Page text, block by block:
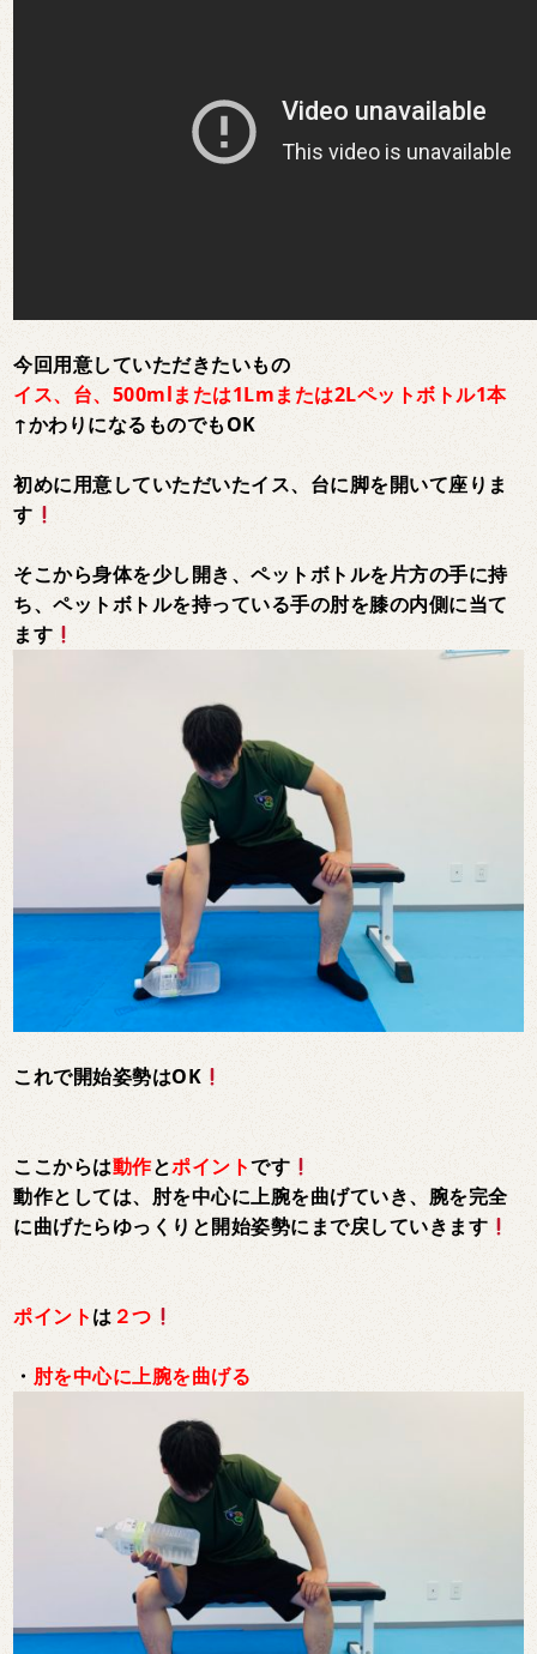
今回用意していただきたいもの
イス、台、500mlまたは1Lmまたは2Lペットボトル1本
↑かわりになるものでもOK
初めに用意していただいたイス、台に脚を開いて座りま
す
そこから身体を少し開き、ペットボトルを片方の手に持
ち、ペットボトルを持っている手の肘を膝の内側に当て
ます
これで開始姿勢はOK
ここからは動作とポイントです
動作としては、肘を中心に上腕を曲げていき、腕を完全
に曲げたらゆっくりと開始姿勢にまで戻していきます
ポイントは ２つ
・ 肘を中心に上腕を曲げる